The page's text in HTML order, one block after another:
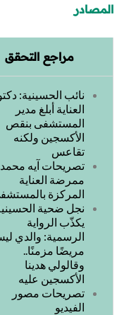
المصادر
مراجع التحقق
نائب الحسينية:
العناية أبلغ مدير
المستشفى بنقص
الأكسجين ولكنه
تقاعس
تصريحات آيه محمد
ممرضة العناية
المركزة
نجل ضحية
يكذّب الرواية
الرسمية: والدي
مريضًا مزمنًا..
وقالولي هدينا
الأكسجين عليه
تصريحات مصور
الفيديو